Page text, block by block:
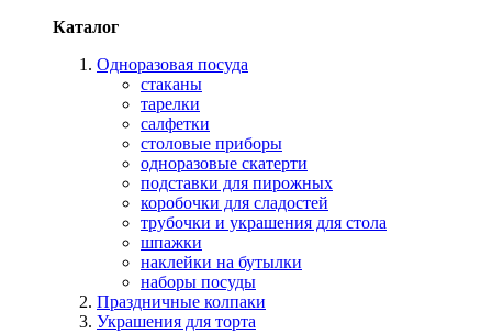
Каталог
Одноразовая посуда
стаканы
тарелки
салфетки
столовые приборы
одноразовые скатерти
подставки для пирожных
коробочки для сладостей
трубочки и украшения для стола
шпажки
наклейки на бутылки
наборы посуды
Праздничные колпаки
Украшения для торта